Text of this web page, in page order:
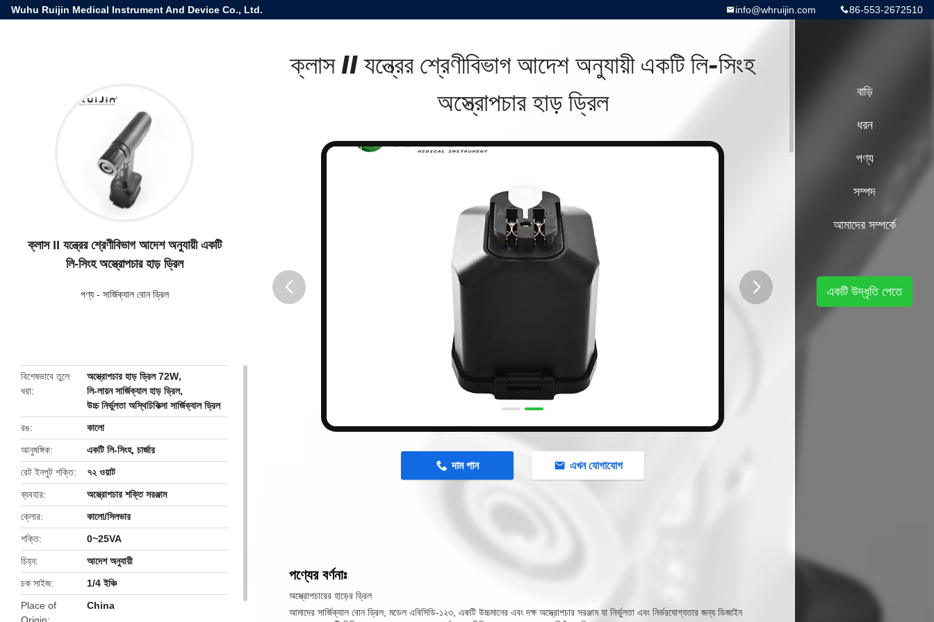
Wuhu Ruijin Medical Instrument And Device Co., Ltd. 86-553-2672510
info@whruijin.com
ক্লাস II যন্ত্রের শ্রেণীবিভাগ আদেশ অনুযায়ী একটি
লি-সিংহ অস্ত্রোপচার হাড় ড্রিল
পণ্য- সার্জিক্যাল বোন ড্রিল
বিশেষভাবে তুলে
ধরা
অস্ত্রোপচার হাড় ড্রিল 72W,
লি-লায়ন সার্জিক্যাল হাড় ড্রিল,
উচ্চ নির্ভুলতা অস্থিচিকিত্সা সার্জিক্যাল ড্রিল
রঙ
কালো
আনুষঙ্গিক
একটি লি-সিংহ, চার্জার
রেট ইনপুট শক্তি
৭২ ওয়াট
ব্যবহার
অস্ত্রোপচার শক্তি সরঞ্জাম
ক্লোর
কালো/সিলভার
শক্তি
0~25VA
চিহ্ন
আদেশ অনুযায়ী
চক সাইজ
1/4 ইঞ্চি
Place of
China
ক্লাস II যন্ত্রের শ্রেণীবিভাগ আদেশ অনুযায়ী একটি লি-সিংহ
অস্ত্রোপচার হাড় ড্রিল
দাম পান এখন যোগাযোগ
পণ্যের বর্ণনাঃ
অস্ত্রোপচারের হাড়ের ড্রিল
আমাদের সার্জিক্যাল বোন ড্রিল, মডেল এবিসিডি-১২৩, একটি উচ্চমানের এবং দক্ষ অস্ত্রোপচার সরঞ্জাম যা নির্ভুলতা এবং নির্ভরযোগ্যতার জন্য ডিজাইন
বাড়ি
ধরন
পণ্য
সম্পদ
আমাদের সম্পর্কে
একটি উদ্ধৃতি পেতে